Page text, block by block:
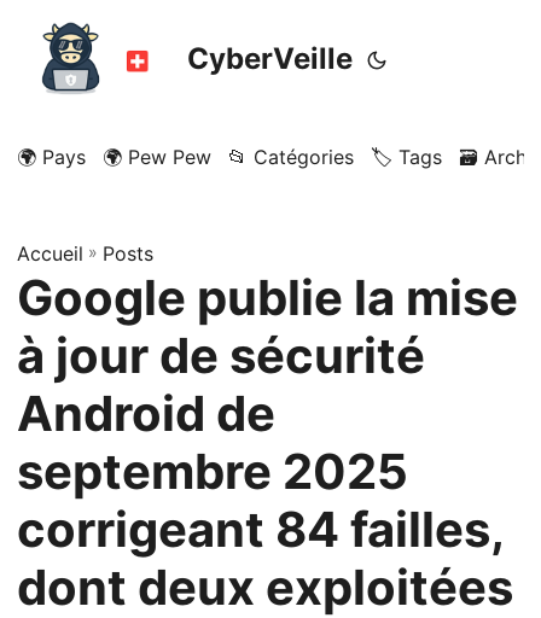
CyberVeille
🌍 Pays 🌍 Pew Pew 📂 Catégories 🏷️ Tags 🗃️
Accueil » Posts
Google publie la mise
à jour de sécurité
Android de
septembre 2025
corrigeant 84 failles,
dont deux exploitées